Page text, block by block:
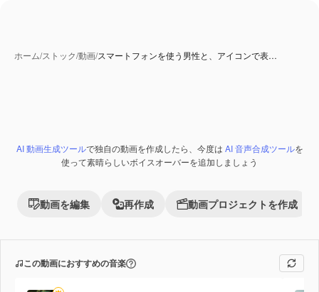
ホーム/ストック/動画/スマートフォンを使う男性と、アイコンで表…
PremiumAI 生成コンテンツ
AI 動画生成ツールで独自の動画を作成したら、今度は AI 音声合成ツールを
使って素晴らしいボイスオーバーを追加しましょう
動画を編集 再作成 動画プロジェクトを作成
この動画におすすめの音楽